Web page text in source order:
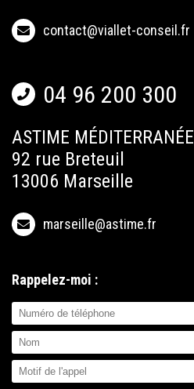
contact@viallet-conseil.fr
04 96 200 300
ASTIME MÉDITERRANÉE
92 rue Breteuil
13006 Marseille
marseille@astime.fr
Rappelez-moi :